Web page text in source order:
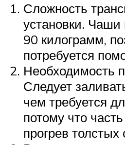
Сложность
установки. Чаши
90 килограмм,
потребуется
Необходимость
Следует
чем требуется
потому что
прогрев толстых